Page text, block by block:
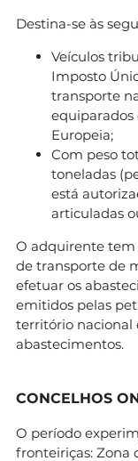
Destina-se às
Veículos
Imposto
transporte
equiparados
Europeia;
Com peso
toneladas
está
articuladas
O adquirente tem
de transporte de
efetuar os
emitidos pelas
território nacional
abastecimentos.
CONCELHOS
O período
fronteiriças: Zona